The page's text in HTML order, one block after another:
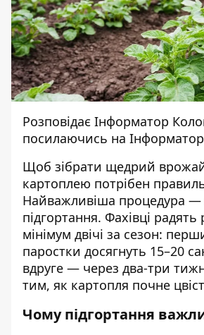
Розповідає Інформатор
посилаючись на
Щоб зібрати щедрий
картоплею потрібен
Найважливіша процедура —
підгортання. Фахівці
мінімум двічі за сезон:
паростки досягнуть 15–20
вдруге — через два-три
тим, як картопля почне
Чому підгортання